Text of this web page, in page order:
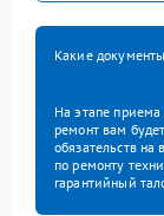
Какие
На этапе приема
ремонт вам
обязательств на
по ремонту
гарантийный